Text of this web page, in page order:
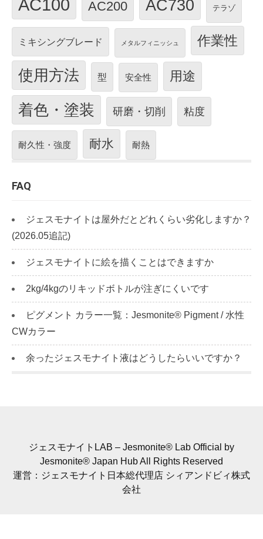
AC100 AC200 AC730 テラゾ
ミキシングブレード メタルフィニッシュ 作業性
使用方法 型 安全性 用途
着色・塗装 研磨・切削 粘度
耐久性・強度 耐水 耐熱
FAQ
ジェスモナイトは屋外だとどれくらい劣化しますか？
(2026.05追記)
ジェスモナイトに絵を描くことはできますか
2kg/4kgのリキッドボトルが注ぎにくいです
ピグメント カラー一覧：Jesmonite® Pigment / 水性
CWカラー
余ったジェスモナイト液はどうしたらいいですか？
ジェスモナイトLAB – Jesmonite® Lab Official by
Jesmonite® Japan Hub All Rights Reserved
運営：ジェスモナイト日本総代理店 シィアンドビィ株式
会社